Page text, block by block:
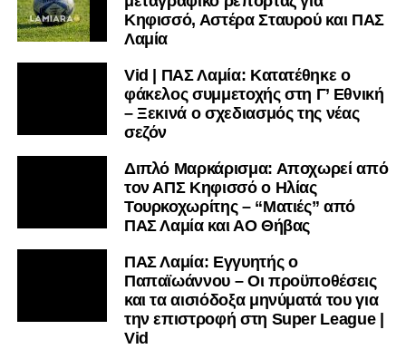
ΑΕΚ-Βόλος 3-0
ΠΑΟΚ-ΟΦΗ 4-0
Παναθηναϊκός-ΠΑΣ Γιάννινα 2-0
Ατρόμητος-Λαμία 3-1
Παναιτωλικός-Ολυμπιακός 1-2
ΑΕΚ-ΠΑΣ Γιάννινα 4-2
Πανσερραϊκός-ΠΑΟΚ 0-2
Παναθηναϊκός-Αρης 2-0
Η βαθμολογία (4 αγώνες)
Παναθηναϊκός 12 (4-0-0)
Κηφισσό, Αστέρα Σταυρού και ΠΑΣ
Λαμία
Vid | ΠΑΣ Λαμία: Κατατέθηκε ο
φάκελος συμμετοχής στη Γ’ Εθνική
– Ξεκινά ο σχεδιασμός της νέας
σεζόν
Διπλό Μαρκάρισμα: Αποχωρεί από
τον ΑΠΣ Κηφισσό ο Ηλίας
Τουρκοχωρίτης – “Ματιές” από
ΠΑΣ Λαμία και ΑΟ Θήβας
ΠΑΣ Λαμία: Εγγυητής ο
Παπαϊωάννου – Οι προϋποθέσεις
και τα αισιόδοξα μηνύματά του για
την επιστροφή στη Super League |
Vid